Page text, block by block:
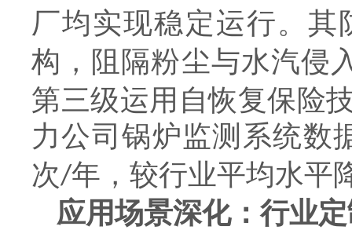
厂均实现稳定运行。
构，阻隔粉尘与水汽侵
第三级运用自恢复保险
力公司锅炉监测系统数
次/年，较行业平均水平
应用场景深化：行业